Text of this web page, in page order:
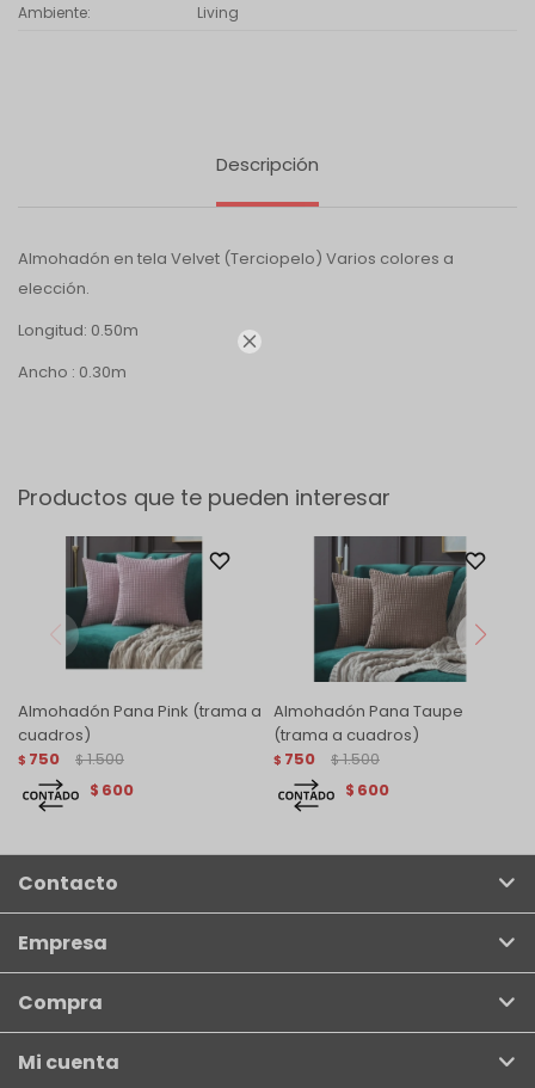

Ambiente
Living
Descripción
Almohadón en tela Velvet (Terciopelo) Varios colores a
elección.
Longitud: 0.50m
Ancho : 0.30m
Productos que te pueden interesar
Almohadón Pana Pink (trama a
cuadros)
$ 750 $ 1.500
$ 600
Almohadón Pana Taupe
(trama a cuadros)
$ 750 $ 1.500
$ 600
Contacto
Empresa
Compra
Mi cuenta